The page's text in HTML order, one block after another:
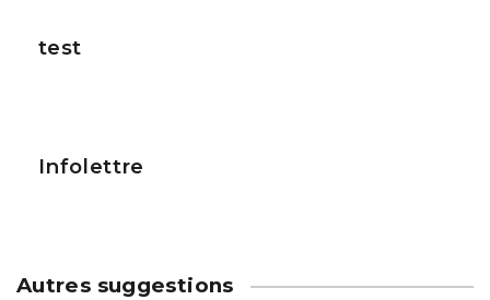
test
Infolettre
Autres suggestions